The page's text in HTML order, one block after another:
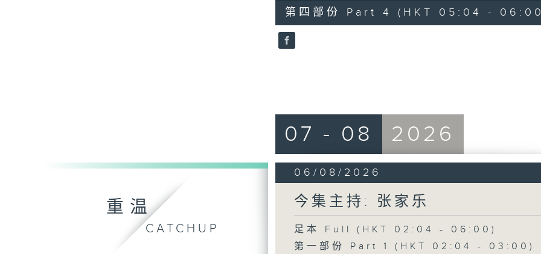
56
minutes,
9
seconds
90%
第四部份 Part 4 (HKT 05:04 -
重温
CATCHUP
07 - 08 2026
06/08/2026
今集主持: 张家乐
足本 Full (HKT 02:04 - 06:00)
第一部份 Part 1 (HKT 02:04 - 03:00)